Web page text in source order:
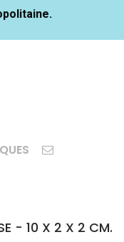
- 10 X 2 X 2 CM.